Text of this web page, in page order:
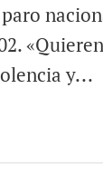
y...